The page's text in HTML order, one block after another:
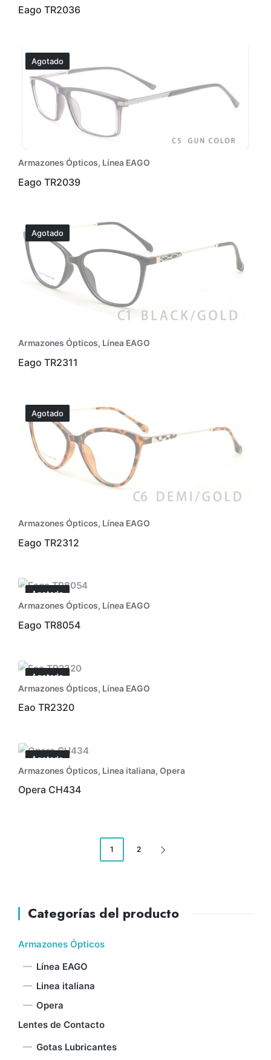
Eago TR2036
Agotado
Armazones Ópticos, Línea EAGO
Eago TR2039
Agotado
Armazones Ópticos, Línea EAGO
Eago TR2311
Agotado
Armazones Ópticos, Línea EAGO
Eago TR2312
Agotado
Armazones Ópticos, Línea EAGO
Eago TR8054
Agotado
Armazones Ópticos, Línea EAGO
Eao TR2320
Agotado
Armazones Ópticos, Linea italiana, Opera
Opera CH434
1 2
Categorías del producto
Armazones Ópticos
Línea EAGO
Linea italiana
Opera
Lentes de Contacto
Gotas Lubricantes